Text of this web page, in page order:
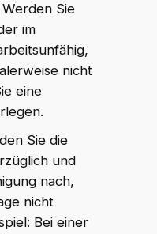
Sie
im
nicht
eine
Sie die
und
nach,
nicht
Bei einer